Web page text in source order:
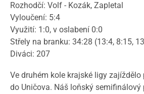
Rozhodčí: Volf - Kozák, Zapletal
Vyloučení: 5:4
Využití: 1:0, v oslabení 0:0
Střely na branku: 34:28 (13:4, 8:15,
Diváci: 207
Ve druhém kole krajské ligy
do Uničova. Náš loňský